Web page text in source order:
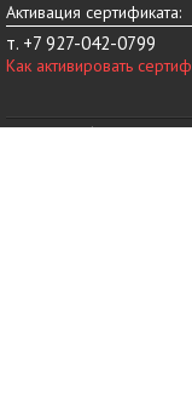
Активация сертификата:
т. +7 927-042-0799
Как активировать
© 2014-2026 vip-